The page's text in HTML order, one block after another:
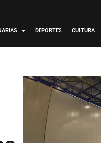
DEPORTES CULTURA